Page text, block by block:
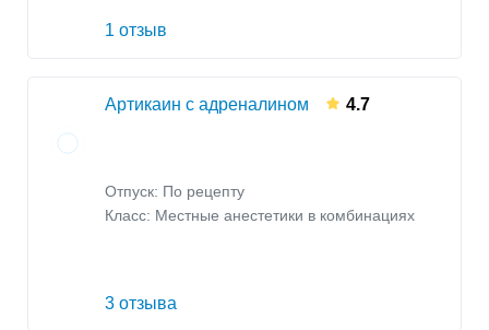
1 отзыв
Артикаин с адреналином 4.7
Отпуск: По рецепту
Класс: Местные анестетики в комбинациях
3 отзыва